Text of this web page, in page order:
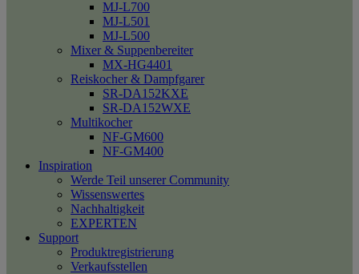
MJ-L700
MJ-L501
MJ-L500
Mixer & Suppenbereiter
MX-HG4401
Reiskocher & Dampfgarer
SR-DA152KXE
SR-DA152WXE
Multikocher
NF-GM600
NF-GM400
Inspiration
Werde Teil unserer Community
Wissenswertes
Nachhaltigkeit
EXPERTEN
Support
Produktregistrierung
Verkaufsstellen